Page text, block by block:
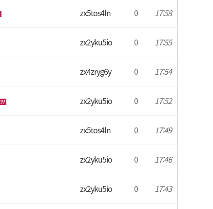
zx5tos4ln 0 17:58
zx2yku5io 0 17:55
zx4zryg6y 0 17:54
zx2yku5io 0 17:52
zx5tos4ln 0 17:49
zx2yku5io 0 17:46
zx2yku5io 0 17:43